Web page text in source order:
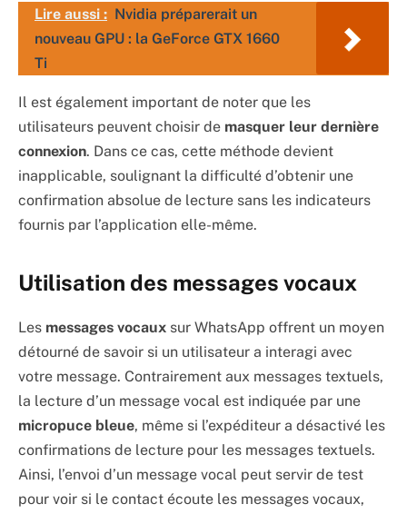
Lire aussi : Nvidia préparerait un
nouveau GPU : la GeForce GTX 1660
Ti
Il est également important de noter que les
utilisateurs peuvent choisir de masquer leur dernière
connexion. Dans ce cas, cette méthode devient
inapplicable, soulignant la difficulté d’obtenir une
confirmation absolue de lecture sans les indicateurs
fournis par l’application elle-même.
Utilisation des messages vocaux
Les messages vocaux sur WhatsApp offrent un moyen
détourné de savoir si un utilisateur a interagi avec
votre message. Contrairement aux messages textuels,
la lecture d’un message vocal est indiquée par une
micropuce bleue, même si l’expéditeur a désactivé les
confirmations de lecture pour les messages textuels.
Ainsi, l’envoi d’un message vocal peut servir de test
pour voir si le contact écoute les messages vocaux,